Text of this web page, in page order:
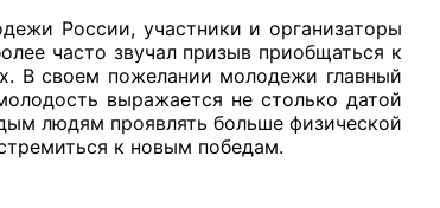
России, участники и организаторы
часто звучал призыв приобщаться к
В своем пожелании молодежи главный
выражается не столько датой
людям проявлять больше физической
к новым победам.